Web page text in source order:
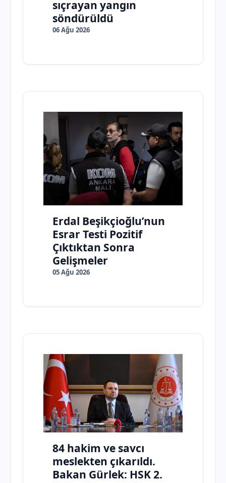
sıçrayan yangın
söndürüldü
06 Ağu 2026
Erdal Beşikçioğlu’nun
Esrar Testi Pozitif
Çıktıktan Sonra
Gelişmeler
05 Ağu 2026
84 hakim ve savcı
meslekten çıkarıldı.
Bakan Gürlek: HSK 2.